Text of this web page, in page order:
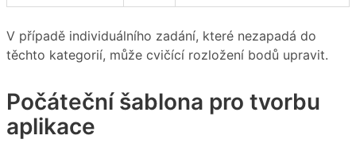
V případě individuálního zadání, které nezapadá do
těchto kategorií, může cvičící rozložení bodů upravit.
Počáteční šablona pro tvorbu
aplikace